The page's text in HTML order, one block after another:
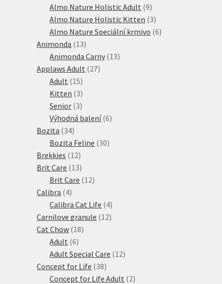
produkt
Almo Nature Holistic Adult 99
produktů
Almo Nature Holistic Kitten 33
produkty
Almo Nature Speciální krmivo 66
Animonda 1313
produktů
Animonda Carny 1313
Applaws Adult 2727
Adult 1515
produktů
Kitten 33
produkty
Senior 33
produkty
Výhodná balení 66
Bozita 3434
produktů
Bozita Feline 3030
Brekkies 1212
produktů
Brit Care 1313
produktů
Brit Care 1212
Calibra 44
produkty
Calibra Cat Life 44
produkty
Carnilove granule 1212
Cat Chow 1818
Adult 66
produktů
Adult Special Care 1212
Concept for Life 3838
produktů
Concept for Life Adult 22